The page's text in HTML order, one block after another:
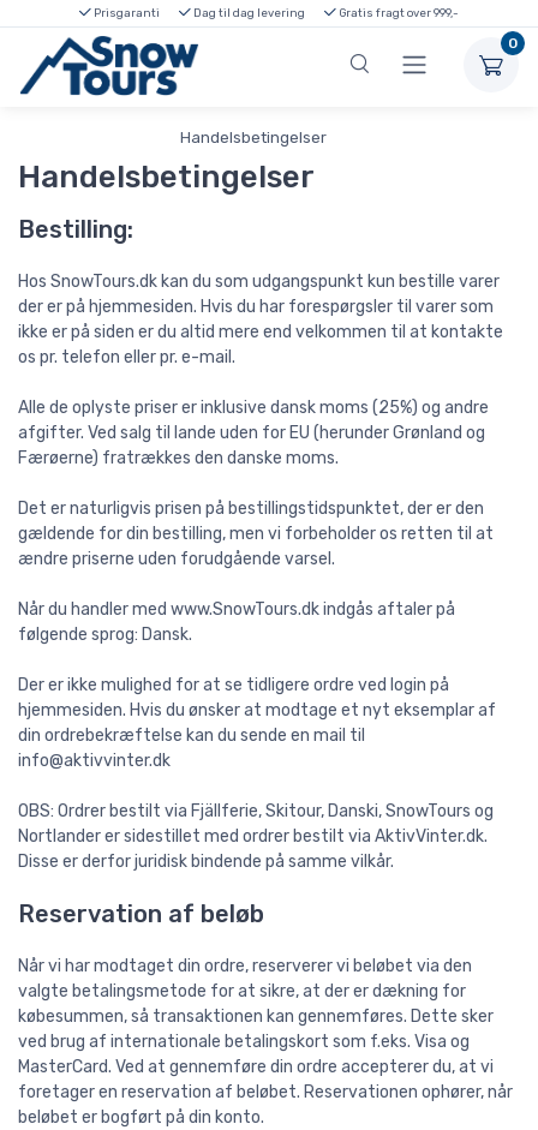
Prisgaranti Dag til dag levering Gratis fragt over 999,-
0
Handelsbetingelser
Handelsbetingelser
Bestilling:
Hos SnowTours.dk kan du som udgangspunkt kun bestille varer
der er på hjemmesiden. Hvis du har forespørgsler til varer som
ikke er på siden er du altid mere end velkommen til at kontakte
os pr. telefon eller pr. e-mail.
Alle de oplyste priser er inklusive dansk moms (25%) og andre
afgifter. Ved salg til lande uden for EU (herunder Grønland og
Færøerne) fratrækkes den danske moms.
Det er naturligvis prisen på bestillingstidspunktet, der er den
gældende for din bestilling, men vi forbeholder os retten til at
ændre priserne uden forudgående varsel.
Når du handler med www.SnowTours.dk indgås aftaler på
følgende sprog: Dansk.
Der er ikke mulighed for at se tidligere ordre ved login på
hjemmesiden. Hvis du ønsker at modtage et nyt eksemplar af
din ordrebekræftelse kan du sende en mail til
info@aktivvinter.dk
OBS: Ordrer bestilt via Fjällferie, Skitour, Danski, SnowTours og
Nortlander er sidestillet med ordrer bestilt via AktivVinter.dk.
Disse er derfor juridisk bindende på samme vilkår.
Reservation af beløb
Når vi har modtaget din ordre, reserverer vi beløbet via den
valgte betalingsmetode for at sikre, at der er dækning for
købesummen, så transaktionen kan gennemføres. Dette sker
ved brug af internationale betalingskort som f.eks. Visa og
MasterCard. Ved at gennemføre din ordre accepterer du, at vi
foretager en reservation af beløbet. Reservationen ophører, når
beløbet er bogført på din konto.